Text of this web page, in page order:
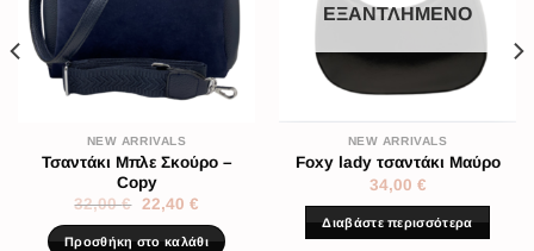
NEW ARRIVALS
Τσαντάκι Μπλε Σκούρο –
Copy
32,00€ 22,40 €
Προσθήκη στο καλάθι
ΕΞΑΝΤΛΗΜΈΝΟ
NEW ARRIVALS
Foxy lady τσαντάκι Μαύρο
34,00 €
Διαβάστε περισσότερα